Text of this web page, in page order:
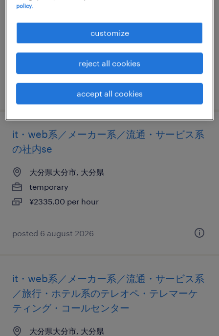
のデータ入力・キーパンチャー
temporary
it・web系／メーカー系／流通・サービス系
の社内se
大分県大分市, 大分県
temporary
¥2335.00 per hour
posted 6 august 2026
it・web系／メーカー系／流通・サービス系
／旅行・ホテル系のテレオペ・テレマーケ
ティング・コールセンター
大分県大分市, 大分県
policy.
customize
reject all cookies
accept all cookies